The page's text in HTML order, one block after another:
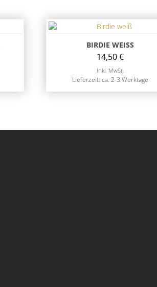
BIRDIE WEISS
14,50€
Inkl. MwSt.
Lieferzeit: ca. 2-3 Werktage